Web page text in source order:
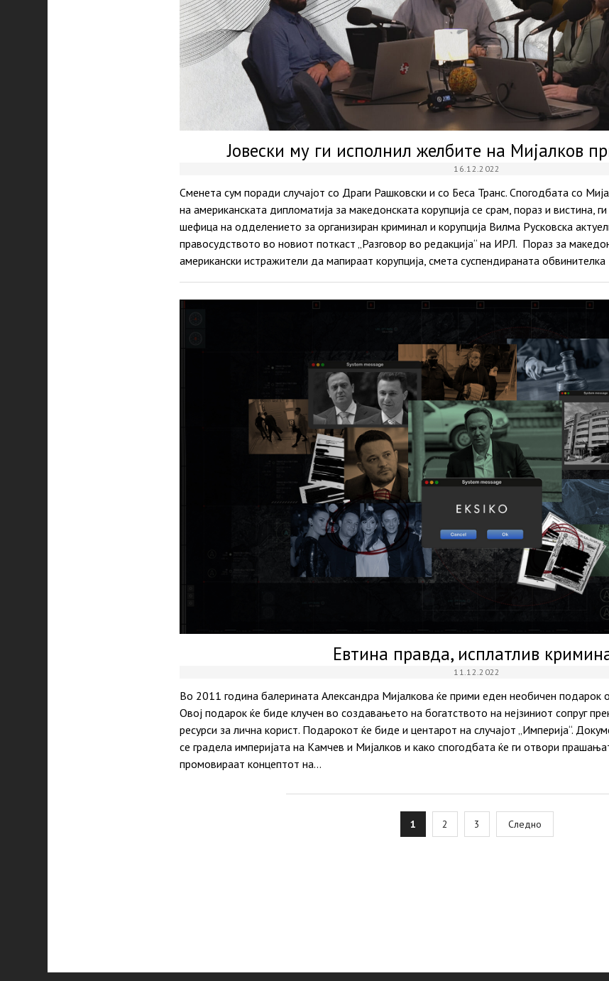
Јовески му ги исполнил желбите на Мијалков
16.12.2022
Сменета сум поради случајот со Драги Рашковски и со Беса Транс. Спогодбата со
на американската дипломатија за македонската корупција се срам, пораз и вистина,
шефица на одделението за организиран криминал и корупција Вилма Русковска
правосудството во новиот поткаст „Разговор во редакција“ на ИРЛ. Пораз за
американски истражители да мапираат корупција, смета суспендираната
Евтина правда, исплатлив
11.12.2022
Во 2011 година балерината Александра Мијалкова ќе прими еден необичен подарок
Овој подарок ќе биде клучен во создавањето на богатството на нејзиниот сопруг
ресурси за лична корист. Подарокот ќе биде и центарот на случајот „Империја“.
се градела империјата на Камчев и Мијалков и како спогодбата ќе ги отвори
промовираат концептот на…
1 2 3 Следно